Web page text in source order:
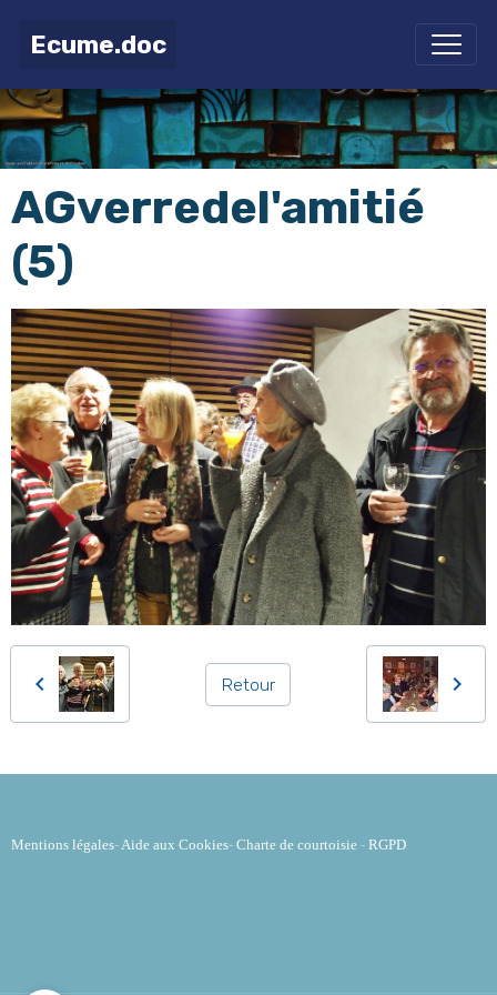
Ecume.doc
AGverredel'amitié
(5)
Retour
Mentions légales-Aide aux Cookies- Charte de courtoisie - RGPD